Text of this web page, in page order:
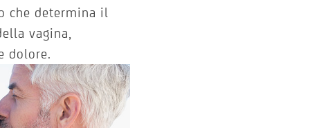
che determina il
vagina,
dolore.